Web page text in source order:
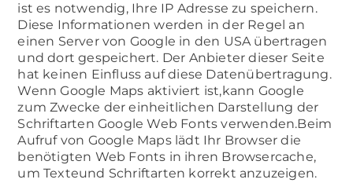
ist es notwendig, Ihre IP Adresse zu speichern.
Diese Informationen werden in der Regel an
einen Server von Google in den USA übertragen
und dort gespeichert. Der Anbieter dieser Seite
hat keinen Einfluss auf diese Datenübertragung.
Wenn Google Maps aktiviert ist,kann Google
zum Zwecke der einheitlichen Darstellung der
Schriftarten Google Web Fonts verwenden.Beim
Aufruf von Google Maps lädt Ihr Browser die
benötigten Web Fonts in ihren Browsercache,
um Texteund Schriftarten korrekt anzuzeigen.